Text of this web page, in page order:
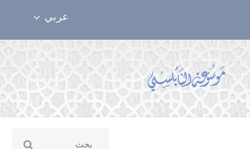
عربي